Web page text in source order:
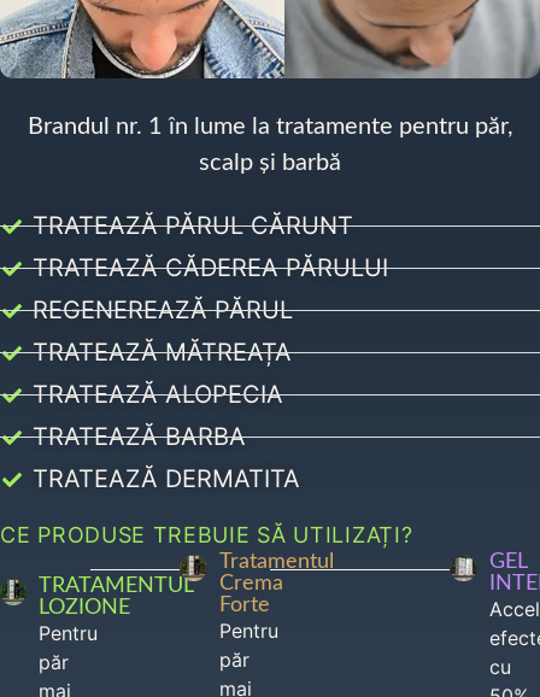
Brandul nr. 1 în lume la tratamente pentru păr,
scalp și barbă
TRATEAZĂ PĂRUL CĂRUNT
TRATEAZĂ CĂDEREA PĂRULUI
REGENEREAZĂ PĂRUL
TRATEAZĂ MĂTREAȚA
TRATEAZĂ ALOPECIA
TRATEAZĂ BARBA
TRATEAZĂ DERMATITA
CE PRODUSE TREBUIE SĂ UTILIZAȚI?
TRATAMENTUL
LOZIONE
Pentru
păr
mai
Tratamentul
Crema
Forte
Pentru
păr
mai
GEL
cu